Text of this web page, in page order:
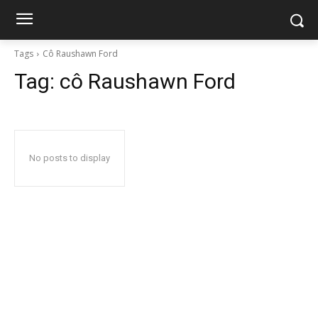
Tags Cô Raushawn Ford
Tag: cô Raushawn Ford
No posts to display